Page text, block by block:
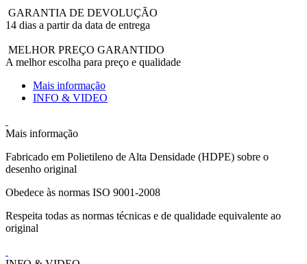
GARANTIA DE DEVOLUÇÃO
14 dias a partir da data de entrega
MELHOR PREÇO GARANTIDO
A melhor escolha para preço e qualidade
Mais informação
INFO & VIDEO
Mais informação
Fabricado em Polietileno de Alta Densidade (HDPE) sobre o
desenho original
Obedece às normas ISO 9001-2008
Respeita todas as normas técnicas e de qualidade equivalente ao
original